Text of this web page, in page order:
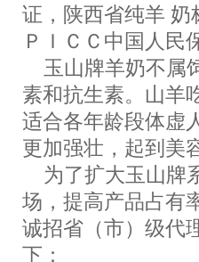
证，陕西省纯羊
ＰＩＣＣ中国人民
玉山牌羊奶不属
素和抗生素。山羊
适合各年龄段体虚
更加强壮，起到美
为了扩大玉山牌
场，提高产品占有
诚招省（市）级代
下：